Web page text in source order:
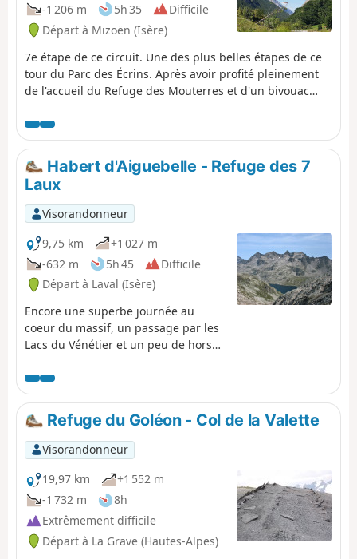
-1 206 m
5h 35
Difficile
Départ à Mizoën (Isère)
7e étape de ce circuit. Une des plus belles étapes de ce
tour du Parc des Écrins. Après avoir profité pleinement
de l'accueil du Refuge des Mouterres et d'un bivouac
nature préservée du Plateau d'Emparis, site Natura 2000
avec une flore de montagne très présente. Vous
quitterez le GR® 54C pour une variante sur le plateau
d'Emparis et ses trois lacs, Cristallin, Noir et Lérié, avant
de redescendre sur la Grave. Message de la modération :
Vous vous situez sur une zone naturelle sensible (Natura
2000) qui est soumis à une réglementation spécifique
(voir les informations pratiques).
Habert d'Aiguebelle - Refuge des 7
Laux
Visorandonneur
9,75 km
+1 027 m
-632 m
5h 45
Difficile
Départ à Laval (Isère)
Encore une superbe journée au
coeur du massif, un passage par les
Lacs du Vénétier et un peu de hors
brut. Un joyau de Belledonne.
Refuge du Goléon - Col de la Valette
Visorandonneur
19,97 km
+1 552 m
-1 732 m
8h
Extrêmement difficile
Départ à La Grave (Hautes-Alpes)